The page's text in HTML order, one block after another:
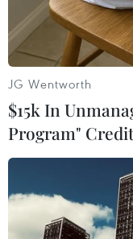
Một tàu bị nghi
vực Đông Thái Bình
JG Wentworth
$15k In
Program"